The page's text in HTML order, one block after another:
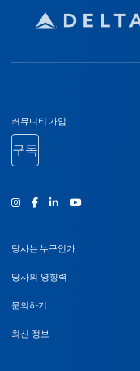
바닥글 탐색
커뮤니티 가입
구독
인스타그램
Facebook유튜브
당사는 누구인가
당사의 영향력
문의하기
최신 정보